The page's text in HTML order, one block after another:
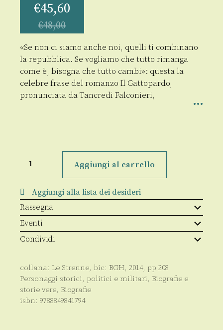
€45,60
€48,00
«Se non ci siamo anche noi, quelli ti combinano
la repubblica. Se vogliamo che tutto rimanga
come è, bisogna che tutto cambi»: questa la
celebre frase del romanzo Il Gattopardo,
pronunciata da Tancredi Falconieri,
Gattopardi
Aggiungi al carrello
Aggiungi alla lista dei desideri
Rassegna
Eventi
Condividi
collana: Le Strenne, bic: BGH, 2014, pp 208
Personaggi storici, politici e militari, Biografie e
storie vere, Biografie
isbn: 9788849841794